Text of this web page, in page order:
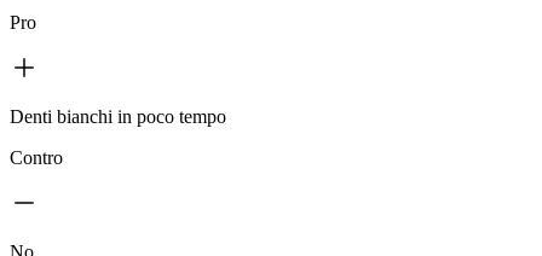
Pro
Denti bianchi in poco tempo
Contro
No